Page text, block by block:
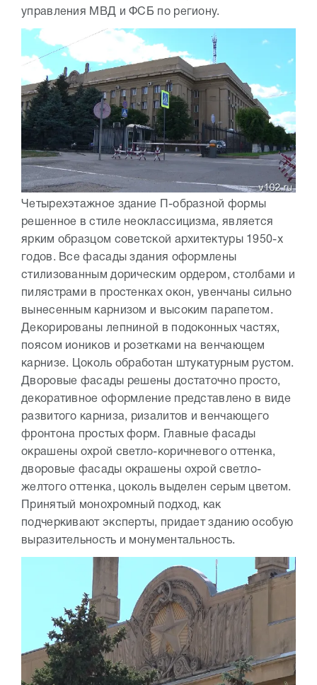
управления МВД и ФСБ по региону.
Четырехэтажное здание П-образной формы
решенное в стиле неоклассицизма, является
ярким образцом советской архитектуры 1950-х
годов. Все фасады здания оформлены
стилизованным дорическим ордером, столбами и
пилястрами в простенках окон, увенчаны сильно
вынесенным карнизом и высоким парапетом.
Декорированы лепниной в подоконных частях,
поясом иоников и розетками на венчающем
карнизе. Цоколь обработан штукатурным рустом.
Дворовые фасады решены достаточно просто,
декоративное оформление представлено в виде
развитого карниза, ризалитов и венчающего
фронтона простых форм. Главные фасады
окрашены охрой светло-коричневого оттенка,
дворовые фасады окрашены охрой светло-
желтого оттенка, цоколь выделен серым цветом.
Принятый монохромный подход, как
подчеркивают эксперты, придает зданию особую
выразительность и монументальность.